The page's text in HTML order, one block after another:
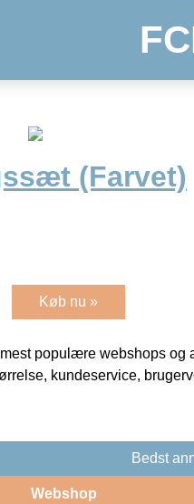
(Farvet)
Køb nu »
populære webshops og
kundeservice,
Bedst
Webshop